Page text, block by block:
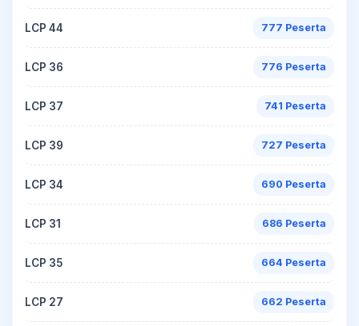
LCP 44 777 Peserta
LCP 36 776 Peserta
LCP 37 741 Peserta
LCP 39 727 Peserta
LCP 34 690 Peserta
LCP 31 686 Peserta
LCP 35 664 Peserta
LCP 27 662 Peserta